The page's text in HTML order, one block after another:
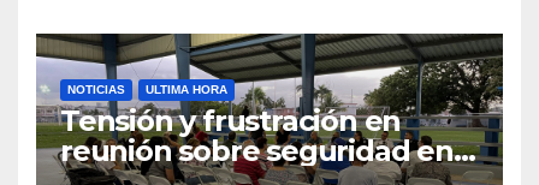
NOTICIAS ULTIMA HORA
Tensión y frustración en
reunión sobre seguridad en